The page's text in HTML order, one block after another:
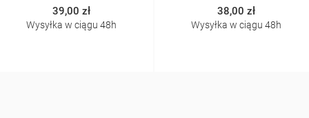
39,00 zł
Wysyłka w ciągu 48h
38,00 zł
Wysyłka w ciągu 48h